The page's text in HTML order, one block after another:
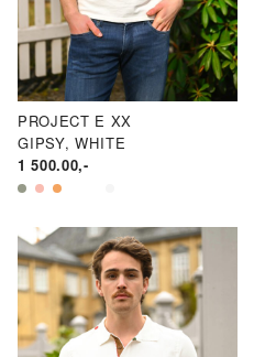
PROJECT E XX
GIPSY, WHITE
1 500.00,-